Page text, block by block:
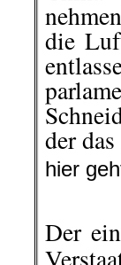
die
der
hier
Der